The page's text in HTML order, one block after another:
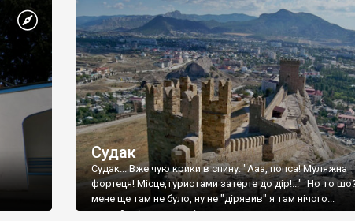
Судак
Судак... Вже чую крики в спину: "Ааа, попса! Муляжна
фортеця! Місце,туристами затерте до дір!..." Но то
мене ще там не було, ну не "дірявив" я там нічого...
принаймні до цього літа.